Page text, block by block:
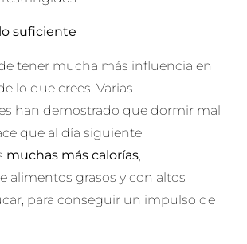
suficiente
tener mucha más influencia en
lo que crees. Varias
han demostrado que dormir mal
que al día siguiente
muchas más calorías
alimentos grasos y con altos
para conseguir un impulso de